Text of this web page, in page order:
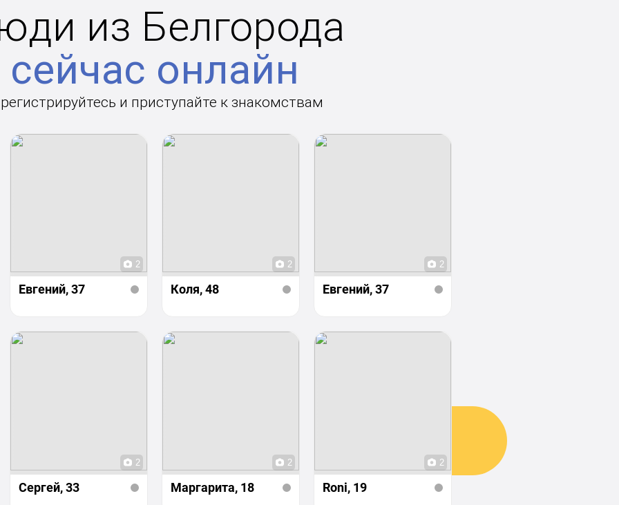
из Белгорода
сейчас онлайн
и приступайте к знакомствам
2
Евгений, 37
2
Коля, 48
2
Евгений, 37
2
Сергей, 33
2
Маргарита, 18
2
Roni, 19